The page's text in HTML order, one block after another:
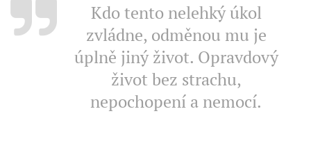
Kdo tento nelehký úkol
zvládne, odměnou mu je
úplně jiný život. Opravdový
život bez strachu,
nepochopení a nemocí.